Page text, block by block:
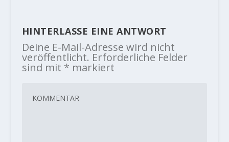
HINTERLASSE EINE ANTWORT
Deine E-Mail-Adresse wird nicht
veröffentlicht. Erforderliche Felder
sind mit * markiert